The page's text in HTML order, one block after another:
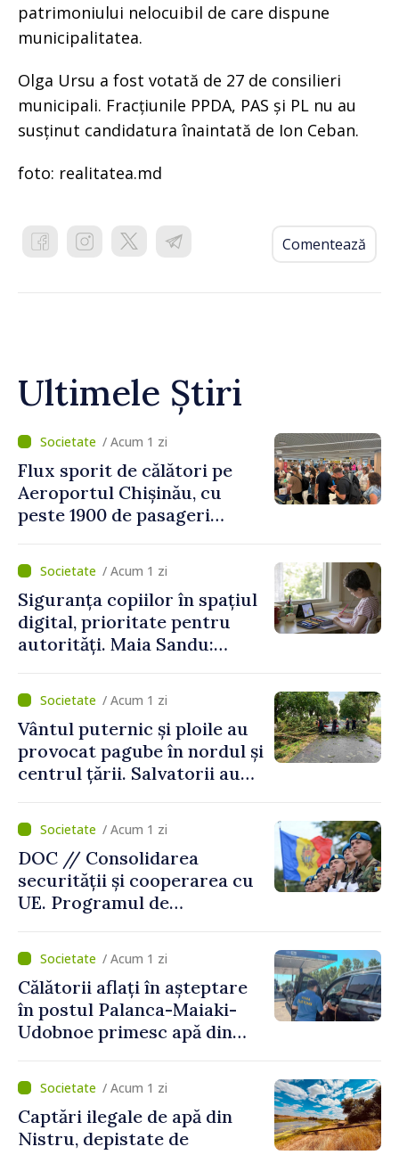
patrimoniului nelocuibil de care dispune
municipalitatea.
Olga Ursu a fost votată de 27 de consilieri
municipali. Fracțiunile PPDA, PAS și PL nu au
susținut candidatura înaintată de Ion Ceban.
foto: realitatea.md
Comentează
Ultimele Știri
/ Acum 1 zi
Flux sporit de călători pe
Aeroportul Chișinău, cu
peste 1900 de pasageri
de vârf a concediilor
/ Acum 1 zi
Siguranța copiilor în spațiul
digital, prioritate pentru
autorități. Maia Sandu:
mecanisme care să-i
protejeze”/ Acum 1 zi
Vântul puternic și ploile au
provocat pagube în nordul și
centrul țării. Salvatorii au
/ Acum 1 zi
DOC // Consolidarea
securității și cooperarea cu
UE. Programul de
Naționale de Apărare pentru
perioada 2024–2034,
publicat în Monitorul Oficial
/ Acum 1 zi
Călătorii aflați în așteptare
în postul Palanca-Maiaki-
Udobnoe primesc apă din
și a polițiștilor de frontieră
/ Acum 1 zi
Captări ilegale de apă din
Nistru, depistate de